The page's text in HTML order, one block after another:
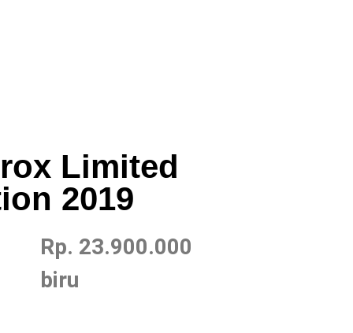
Limited
2019
Rp. 23.900.000
biru